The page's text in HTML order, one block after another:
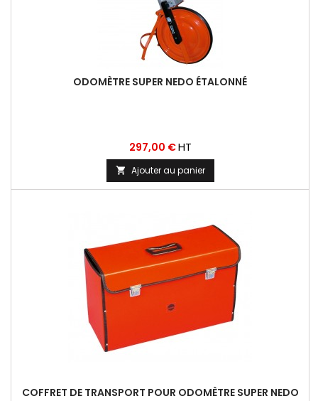
ODOMÈTRE SUPER NEDO ÉTALONNÉ
Prix
297,00 €HT
 Ajouter au panier
COFFRET DE TRANSPORT POUR ODOMÈTRE SUPER NEDO